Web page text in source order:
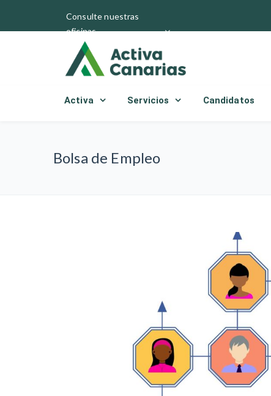
Consulte nuestras
oficinas
Activa Servicios Candidatos
Bolsa de Empleo